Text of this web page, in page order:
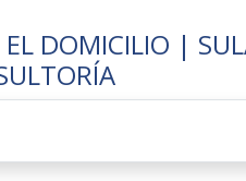
DOMICILIO |